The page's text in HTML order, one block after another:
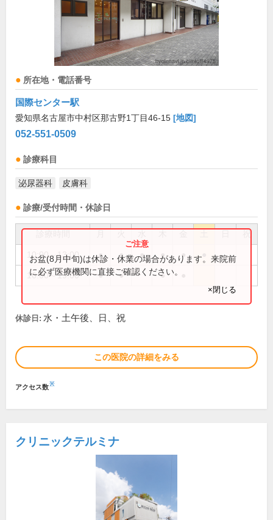
所在地・電話番号
国際センター駅
愛知県名古屋市中村区那古野1丁目46-15 [地図]
052-551-0509
診療科目
泌尿器科 皮膚科
診療/受付時間・休診日
祝
10:00～13:00 ● ● ● ● ●
16:00～19:00 ● ● ●
お盆(8月中旬)は休診・休業の場合があります。来院前
に必ず医療機関に直接ご確認ください。
×閉じる
休診日: 水・土午後、日、祝
この医院の詳細をみる
アクセス数※
クリニックテルミナ